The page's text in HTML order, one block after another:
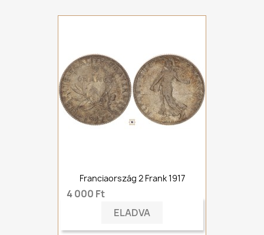
Franciaország 2 Frank 1917
4 000 Ft
ELADVA